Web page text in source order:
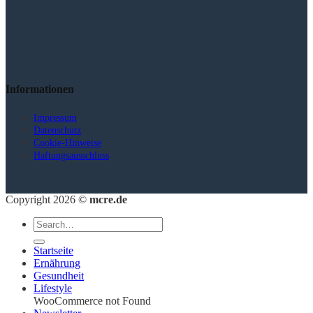
Informationen
Impressum
Datenschutz
Cookie-Hinweise
Haftungsausschluss
Copyright 2026 © mcre.de
Startseite
Ernährung
Gesundheit
Lifestyle
WooCommerce not Found